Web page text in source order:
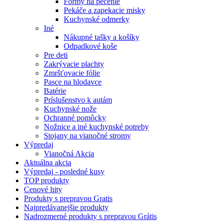
Pekáče a zapekacie misky
Kuchynské odmerky
Iné
Nákupné tašky a košíky
Odpadkové koše
Pre deti
Zakrývacie plachty
Zmršťovacie fólie
Pasce na hlodavce
Batérie
Príslušenstvo k autám
Kuchynské nože
Ochranné pomôcky
Nožnice a iné kuchynské potreby
Stojany na vianočné stromy
Výpredaj
Vianočná Akcia
Aktuálna akcia
Výpredaj - posledné kusy
TOPprodukty
Cenové hity
Produkty s prepravou Gratis
Najpredávanejšie produkty
Nadrozmerné produkty s prepravou Grátis